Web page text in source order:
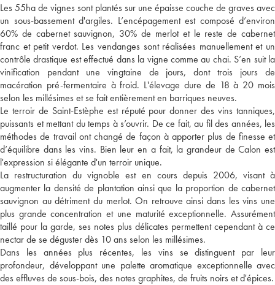
Les 55ha de vignes sont plantés sur une épaisse couche de graves avec
un sous-bassement d'argiles. L’encépagement est composé d’environ
60% de cabernet sauvignon, 30% de merlot et le reste de cabernet
franc et petit verdot. Les vendanges sont réalisées manuellement et un
contrôle drastique est effectué dans la vigne comme au chai. S’en suit la
vinification pendant une vingtaine de jours, dont trois jours de
macération pré-fermentaire à froid. L'élevage dure de 18 à 20 mois
selon les millésimes et se fait entièrement en barriques neuves.
Le terroir de Saint-Estèphe est réputé pour donner des vins tanniques,
puissants et mettant du temps à s’ouvrir. De ce fait, au fil des années, les
méthodes de travail ont changé de façon à apporter plus de finesse et
d’équilibre dans les vins. Bien leur en a fait, la grandeur de Calon est
l'expression si élégante d'un terroir unique.
La restructuration du vignoble est en cours depuis 2006, visant à
augmenter la densité de plantation ainsi que la proportion de cabernet
sauvignon au détriment du merlot. On retrouve ainsi dans les vins une
plus grande concentration et une maturité exceptionnelle. Assurément
taillé pour la garde, ses notes plus délicates permettent cependant à ce
nectar de se déguster dès 10 ans selon les millésimes.
Dans les années plus récentes, les vins se distinguent par leur
profondeur, développant une palette aromatique exceptionnelle avec
des effluves de sous-bois, des notes graphites, de fruits noirs et d'épices.